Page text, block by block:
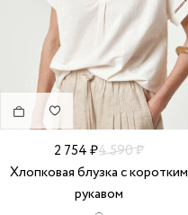
2 754 ₽4 590 ₽
Хлопковая блузка с коротким
рукавом